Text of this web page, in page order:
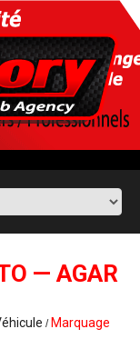
— AGAR
Marquage